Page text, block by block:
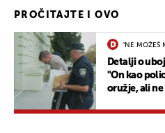
PROČITAJTE I OVO
"NE MOŽEŠ
Detalji o
"On kao
oružje, ali ne